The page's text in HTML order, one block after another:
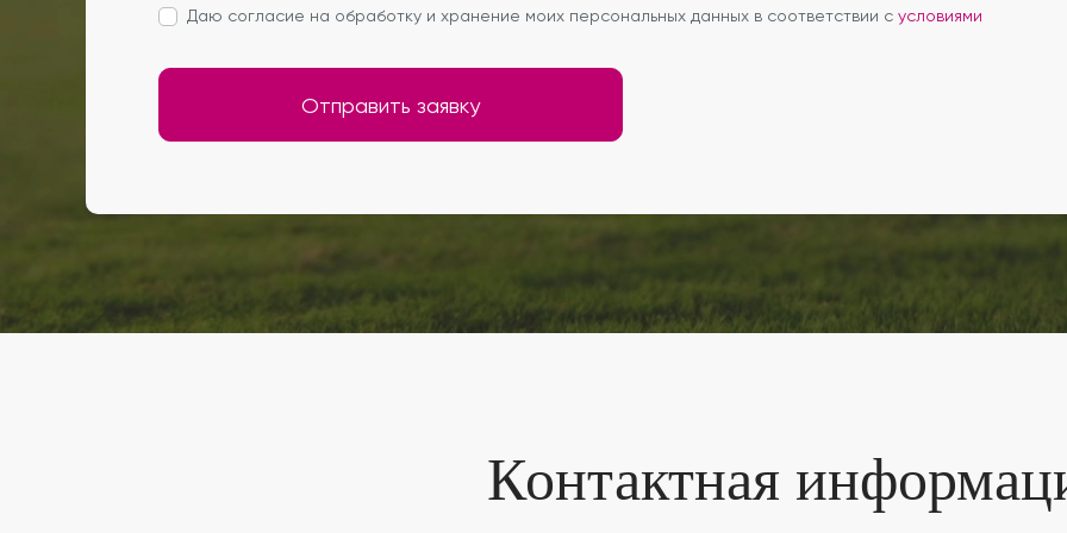
Даю согласие на обработку и хранение моих персональных данных в соответствии с условиями
Отправить заявку
Контактная